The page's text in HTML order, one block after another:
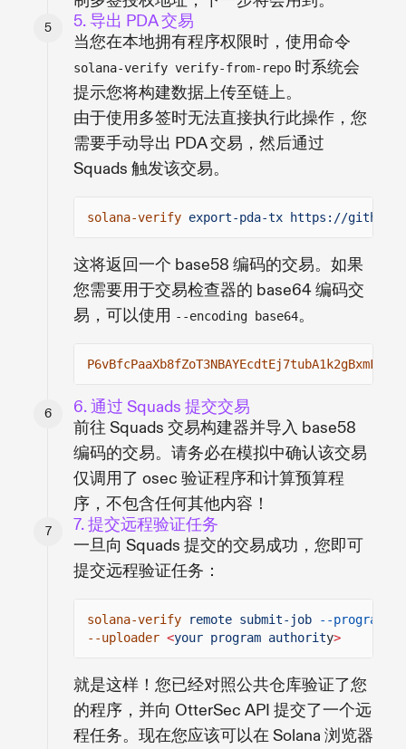
5. 导出 PDA 交易
当您在本地拥有程序权限时，使用命令
solana-verify verify-from-repo 时系统会
提示您将构建数据上传至链上。
由于使用多签时无法直接执行此操作，您
需要手动导出 PDA 交易，然后通过
Squads 触发该交易。
solana-verify export-pda-tx https://
这将返回一个 base58 编码的交易。如果
您需要用于交易检查器的 base64 编码交
易，可以使用 --encoding base64。
6. 通过 Squads 提交交易
前往 Squads 交易构建器并导入 base58
编码的交易。请务必在模拟中确认该交易
仅调用了 osec 验证程序和计算预算程
序，不包含任何其他内容！
7. 提交远程验证任务
一旦向 Squads 提交的交易成功，您即可
提交远程验证任务：
solana-verify remote submit-job
--program-id
--uploader <your program authority>
就是这样！您已经对照公共仓库验证了您
的程序，并向 OtterSec API 提交了一个远
程任务。现在您应该可以在 Solana 浏览器